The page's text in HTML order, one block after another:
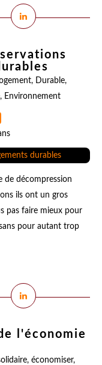
, Durable,
, Environnement
de décompression
ils ont un gros
pas faire mieux pour
pour autant trop
l'économie
, économiser,